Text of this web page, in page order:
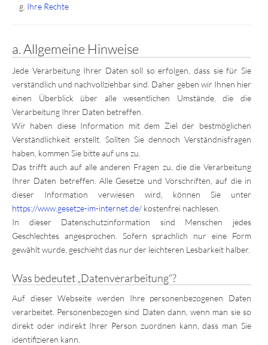
Ihre Rechte
a. Allgemeine Hinweise
Jede Verarbeitung Ihrer Daten soll so erfolgen, dass sie für Sie
verständlich und nachvollziehbar sind. Daher geben wir Ihnen hier
einen Überblick über alle wesentlichen Umstände, die die
Verarbeitung Ihrer Daten betreffen.
Wir haben diese Information mit dem Ziel der bestmöglichen
Verständlichkeit erstellt. Sollten Sie dennoch Verständnisfragen
haben, kommen Sie bitte auf uns zu.
Das trifft auch auf alle anderen Fragen zu, die die Verarbeitung
Ihrer Daten betreffen. Alle Gesetze und Vorschriften, auf die in
dieser Information verwiesen wird, können Sie unter
https://www.gesetze-im-internet.de/ kostenfrei nachlesen.
In dieser Datenschutzinformation sind Menschen jedes
Geschlechtes angesprochen. Sofern sprachlich nur eine Form
gewählt wurde, geschieht das nur der leichteren Lesbarkeit halber.
Was bedeutet „Datenverarbeitung“?
Auf dieser Webseite werden Ihre personenbezogenen Daten
verarbeitet. Personenbezogen sind Daten dann, wenn man sie so
direkt oder indirekt Ihrer Person zuordnen kann, dass man Sie
identifizieren kann.